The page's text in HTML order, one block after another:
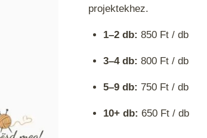
projektekhez.
1–2 db: 850 Ft / db
3–4 db: 800 Ft / db
5–9 db: 750 Ft / db
10+ db: 650 Ft / db